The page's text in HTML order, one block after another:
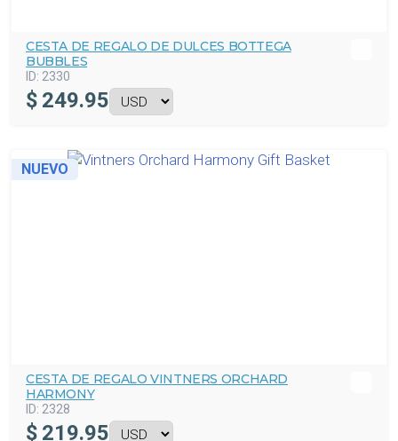
CESTA DE REGALO DE DULCES BOTTEGA
BUBBLES
ID: 2330
$ 249.95
NUEVO
CESTA DE REGALO VINTNERS ORCHARD
HARMONY
ID: 2328
$ 219.95